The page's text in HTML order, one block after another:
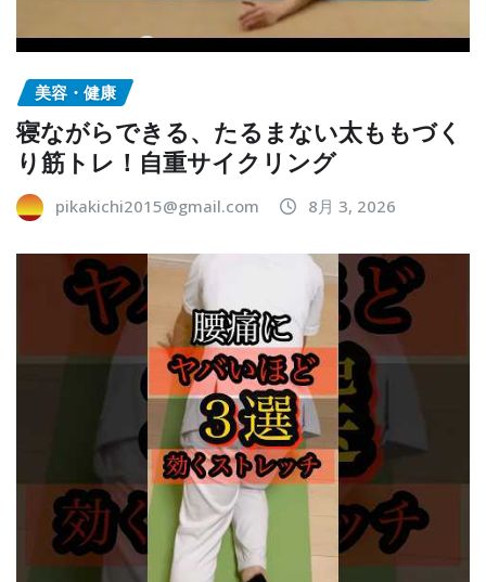
美容・健康
寝ながらできる、たるまない太ももづく
り筋トレ！自重サイクリング
pikakichi2015@gmail.com 8月 3, 2026